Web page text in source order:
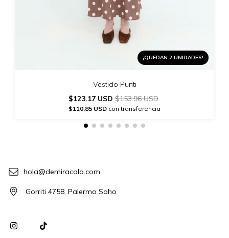
¡QUEDAN 2 UNIDADES!
Vestido Punti
$123.17 USD$153.96 USD
$110.85 USD con transferencia
hola@demiracolo.com
Gorriti 4758, Palermo Soho